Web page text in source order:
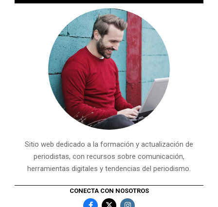
Sitio web dedicado a la formación y actualización de
periodistas, con recursos sobre comunicación,
herramientas digitales y tendencias del periodismo.
CONECTA CON NOSOTROS